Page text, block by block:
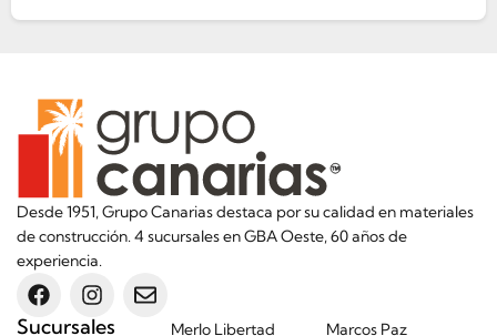
Desde 1951, Grupo Canarias destaca por su calidad en materiales
de construcción. 4 sucursales en GBA Oeste, 60 años de
experiencia.
Sucursales Merlo Libertad Marcos Paz